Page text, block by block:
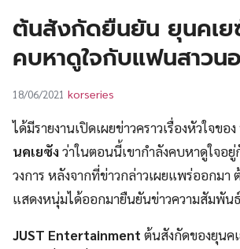
ต้นสังกัดยืนยัน ยุนคเย
คบหาดูใจกับแฟนสาวน
18/06/2021 korseries
ได้มีรายงานเปิดเผยข่าวคราวเรื่องหัวใจข
นคเยซังว่าในตอนนี้เขากำลังคบหาดูใจอ
วงการ หลังจากที่ข่าวกล่าวเผยแพร่ออกมา
แสดงหนุ่มได้ออกมายืนยันข่าวความสัมพัน
JUST Entertainment ต้นสังกัดของยุนค